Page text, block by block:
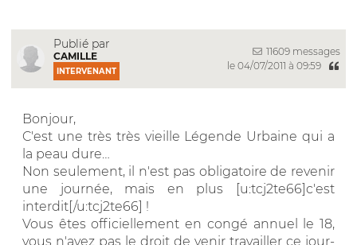
Publié par
CAMILLE
INTERVENANT
11609 messages
le 04/07/2011 à 09:59
Bonjour,
C'est une très très vieille Légende Urbaine qui a
la peau dure…
Non seulement, il n'est pas obligatoire de revenir
une journée, mais en plus [u:tcj2te66]c'est
interdit[/u:tcj2te66] !
Vous êtes officiellement en congé annuel le 18,
vous n'avez pas le droit de venir travailler ce jour-